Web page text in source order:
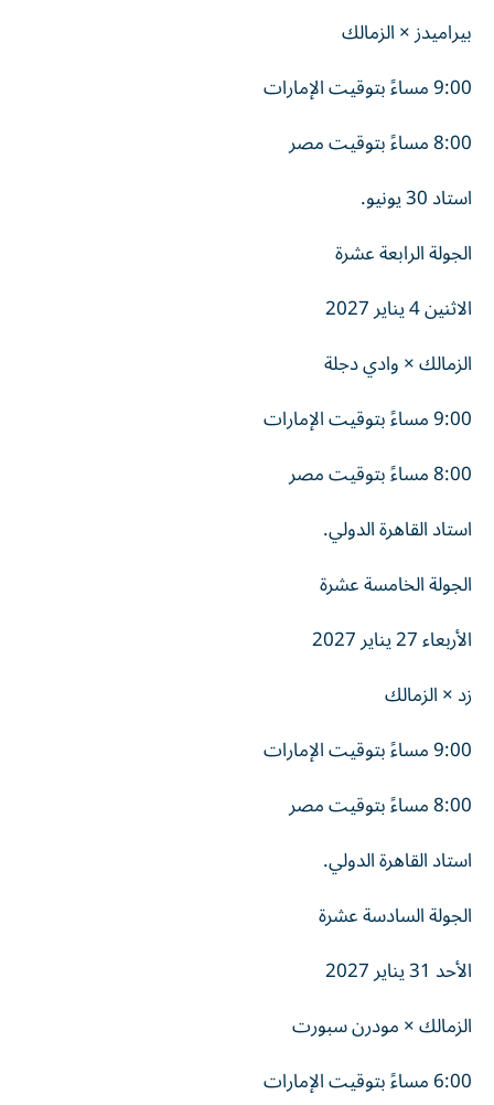
بيراميدز × الزمالك
9:00 مساءً بتوقيت الإمارات
8:00 مساءً بتوقيت مصر
استاد 30 يونيو.
الجولة الرابعة عشرة
الاثنين 4 يناير 2027
الزمالك × وادي دجلة
9:00 مساءً بتوقيت الإمارات
8:00 مساءً بتوقيت مصر
استاد القاهرة الدولي.
الجولة الخامسة عشرة
الأربعاء 27 يناير 2027
زد × الزمالك
9:00 مساءً بتوقيت الإمارات
8:00 مساءً بتوقيت مصر
استاد القاهرة الدولي.
الجولة السادسة عشرة
الأحد 31 يناير 2027
الزمالك × مودرن سبورت
6:00 مساءً بتوقيت الإمارات